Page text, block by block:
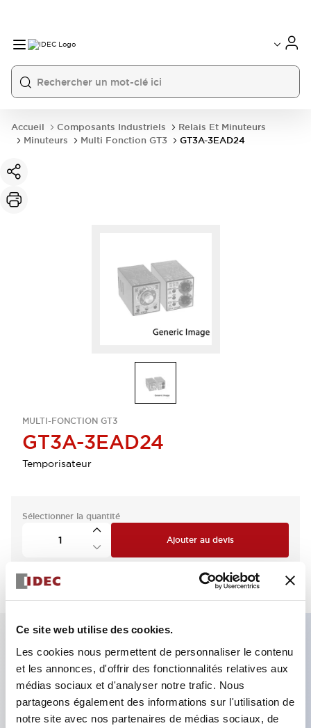
Ce site web utilise des cookies.
Les cookies nous permettent de personnaliser le contenu
et les annonces, d'offrir des fonctionnalités relatives aux
médias sociaux et d'analyser notre trafic. Nous
partageons également des informations sur l'utilisation de
notre site avec nos partenaires de médias sociaux, de
Accueil Composants Industriels
Relais Et Minuteurs
Minuteurs
Multi Fonction GT3 GT3A-3EAD24
MULTI-FONCTION GT3
GT3A-3EAD24
Temporisateur
Sélectionner la quantité
Ajouter au devis
Caractéristiques clés
Grande variété de fonctions de temporisation
LEDs indiquant l’état de l’alimentation et de la